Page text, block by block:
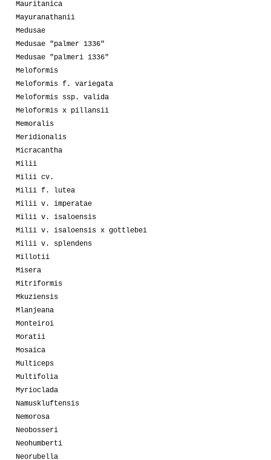
Mauritanica
Mayuranathanii
Medusae
Medusae "palmer 1336"
Medusae "palmeri 1336"
Meloformis
Meloformis f. variegata
Meloformis ssp. valida
Meloformis x pillansii
Memoralis
Meridionalis
Micracantha
Milii
Milii cv.
Milii f. lutea
Milii v. imperatae
Milii v. isaloensis
Milii v. isaloensis x gottlebei
Milii v. splendens
Millotii
Misera
Mitriformis
Mkuziensis
Mlanjeana
Monteiroi
Moratii
Mosaica
Multiceps
Multifolia
Myrioclada
Namuskluftensis
Nemorosa
Neobosseri
Neohumberti
Neorubella